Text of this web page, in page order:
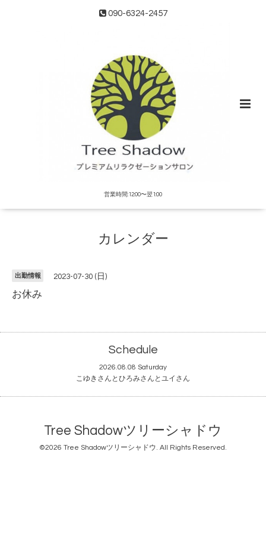
090-6324-2457
営業時間:12:00〜翌1:00
カレンダー
出勤情報 2023-07-30 (日)
お休み
Schedule
2026.08.08 Saturday
こゆきさんとひろみさんとユイさん
Tree Shadowツリーシャドウ
©2026 Tree Shadowツリーシャドウ. All Rights Reserved.